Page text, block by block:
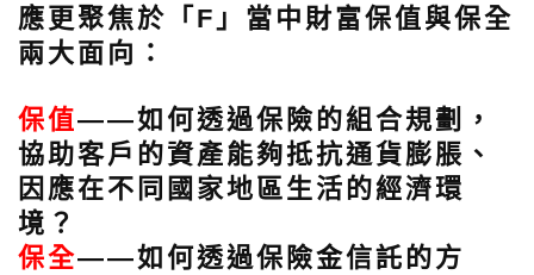
應更聚焦於「F」當中財富保值與保全
兩大面向：
保值——如何透過保險的組合規劃，
協助客戶的資產能夠抵抗通貨膨脹、
因應在不同國家地區生活的經濟環
境？
保全——如何透過保險金信託的方